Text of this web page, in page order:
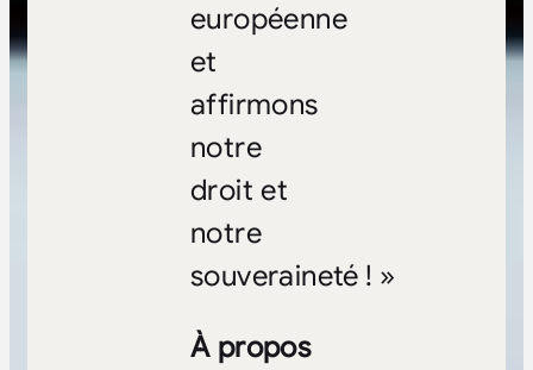
européenne
et
affirmons
notre
droit et
notre
souveraineté ! »
À propos